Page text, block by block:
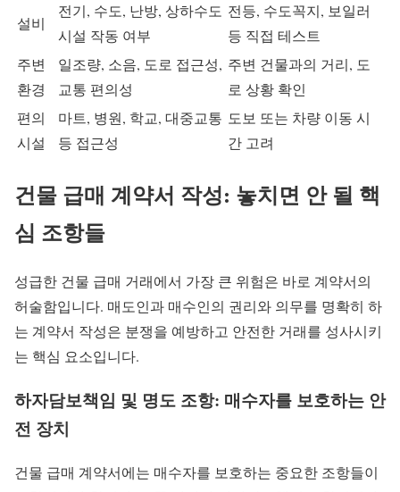
설비
전기, 수도, 난방, 상하수도
시설 작동 여부
전등, 수도꼭지, 보일러
등 직접 테스트
주변
환경
일조량, 소음, 도로 접근성,
교통 편의성
주변 건물과의 거리, 도
로 상황 확인
편의
시설
마트, 병원, 학교, 대중교통
등 접근성
도보 또는 차량 이동 시
간 고려
건물 급매 계약서 작성: 놓치면 안 될 핵
심 조항들
성급한 건물 급매 거래에서 가장 큰 위험은 바로 계약서의
허술함입니다. 매도인과 매수인의 권리와 의무를 명확히 하
는 계약서 작성은 분쟁을 예방하고 안전한 거래를 성사시키
는 핵심 요소입니다.
하자담보책임 및 명도 조항: 매수자를 보호하는 안
전 장치
건물 급매 계약서에는 매수자를 보호하는 중요한 조항들이